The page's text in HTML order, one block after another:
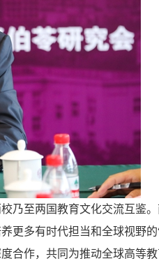
至两国教育文化交流互鉴。
更多有时代担当和全球视野的
合作，共同为推动全球高等